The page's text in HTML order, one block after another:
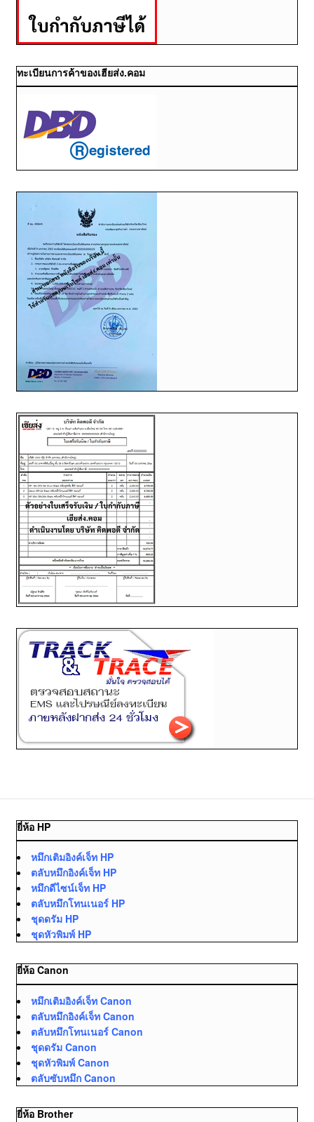
ทะเบียนการค้าของเฮียส่ง.คอม
ยี่ห้อ HP
หมึกเติมอิงค์เจ็ท HP
ตลับหมึกอิงค์เจ็ท HP
หมึกดีไซน์เจ็ท HP
ตลับหมึกโทนเนอร์ HP
ชุดดรัม HP
ชุดหัวพิมพ์ HP
ยี่ห้อ Canon
หมึกเติมอิงค์เจ็ท Canon
ตลับหมึกอิงค์เจ็ท Canon
ตลับหมึกโทนเนอร์ Canon
ชุดดรัม Canon
ชุดหัวพิมพ์ Canon
ตลับซับหมึก Canon
ยี่ห้อ Brother